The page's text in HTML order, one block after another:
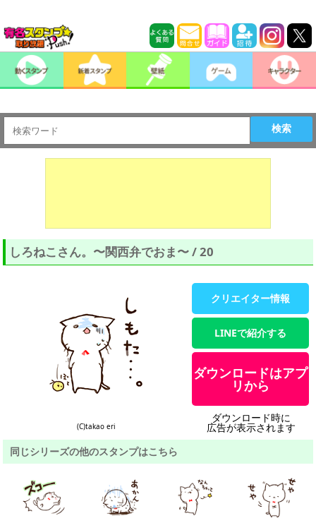
検索
しろねこさん。〜関西弁でおま〜 / 20
(C)takao eri
クリエイター情報
LINEで紹介する
ダウンロードはアプ
リから
ダウンロード時に
広告が表示されます
同じシリーズの他のスタンプはこちら